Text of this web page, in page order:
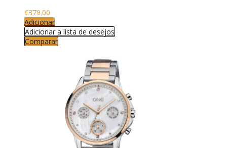
€379.00
Adicionar
Adicionar a lista de desejos
Comparar